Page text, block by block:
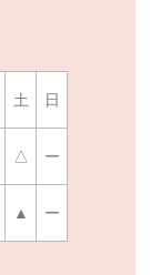
土 日
△ ー
▲ ー